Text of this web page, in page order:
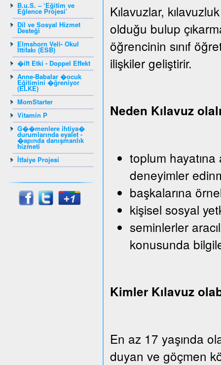
B.u.S. – ‘Eğitim ve
Eğlence Projesi’
Dil ve Sosyal Hizmet
Desteği
Elmshorn Veli- Okul
İttifakı (ESB)
�ift Etki - Doppel Effekt
Anne-Babalar �ocuk
Eğitimini �ğreniyor
(ELKE)
MomStarter
Vitamin P
G��menlere ihtiya�
durumlarında eyalet -
�apında danışmanlık
hizmeti
İtfaiye Projesi
Kılavuzlar,
olduğu bulup
öğrencinin sınıf
ilişkiler geliştirir.
Neden Kılavuz
toplum hayatına
deneyimler
başkalarına
kişisel sosyal
seminlerler
konusunda
Kimler Kılavuz
En az 17 yaşında
duyan ve göçmen